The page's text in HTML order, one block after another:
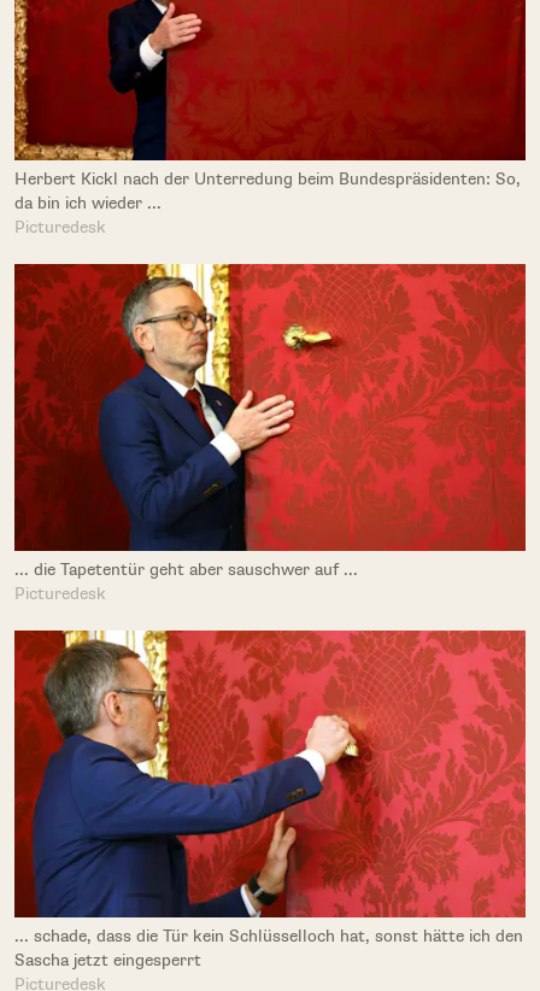
Herbert Kickl nach der Unterredung beim Bundespräsidenten: So,
da bin ich wieder ...
Picturedesk
... die Tapetentür geht aber sauschwer auf ...
Picturedesk
... schade, dass die Tür kein Schlüsselloch hat, sonst hätte ich den
Sascha jetzt eingesperrt
Picturedesk